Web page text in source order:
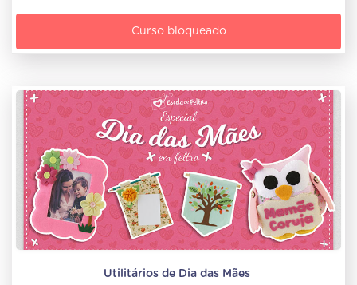
Curso bloqueado
Utilitários de Dia das Mães